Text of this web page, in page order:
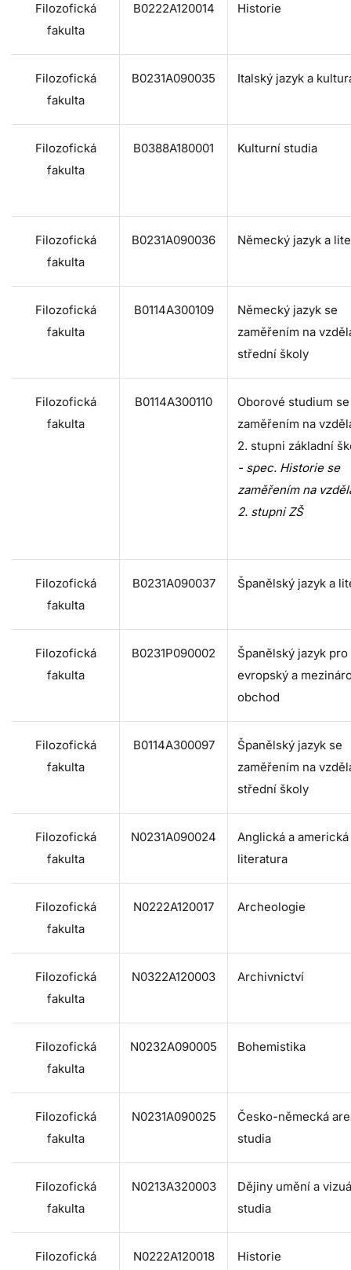
Filozofická
fakulta
B0222A120014 Historie
Filozofická
fakulta
B0231A090035 Italský jazyk a
Filozofická
fakulta
B0388A180001 Kulturní studia
Filozofická
fakulta
B0231A090036 Německý jazyk a
Filozofická
fakulta
B0114A300109
Německý jazyk se
zaměřením na
střední školy
Filozofická
fakulta
B0114A300110
Oborové studium se
zaměřením na
2. stupni základní
- spec. Historie se
zaměřením na
2. stupni ZŠ
Filozofická
fakulta
B0231A090037 Španělský jazyk a
Filozofická
fakulta
B0231P090002
Španělský jazyk pro
evropský a
obchod
Filozofická
fakulta
B0114A300097
Španělský jazyk se
zaměřením na
střední školy
Filozofická
fakulta
N0231A090024
Anglická a americká
literatura
Filozofická
fakulta
N0222A120017 Archeologie
Filozofická
fakulta
N0322A120003 Archivnictví
Filozofická
fakulta
N0232A090005 Bohemistika
Filozofická
fakulta
N0231A090025
Česko-německá
studia
Filozofická
fakulta
N0213A320003
Dějiny umění a
studia
Filozofická
N0222A120018 Historie